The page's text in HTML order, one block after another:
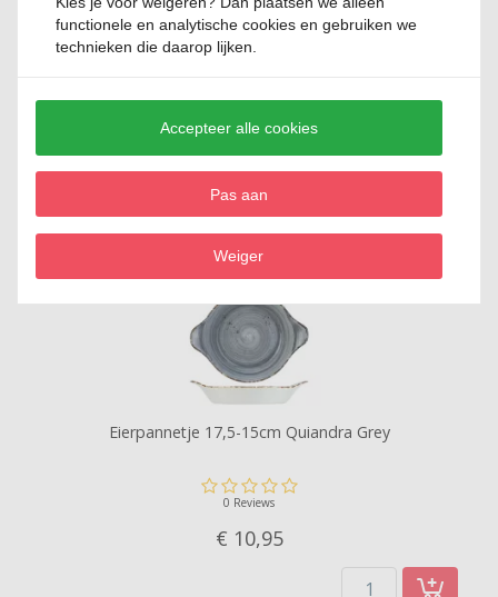
Eierpannetje 16-12,5cm Quiandra Grey
0 Reviews
€ 6,75
Eierpannetje 17,5-15cm Quiandra Grey
0 Reviews
€ 10,95
functionele en analytische cookies en gebruiken we
technieken die daarop lijken.
Accepteer alle cookies
Pas aan
Weiger